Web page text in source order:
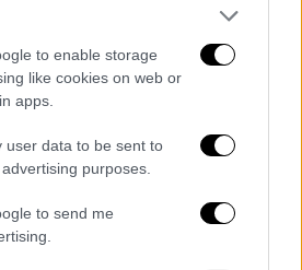
to enable storage
like cookies on web or
apps.
user data to be sent to
purposes.
to send me
φοιτητικές εκλογές.
είναι η ΔΑΠ, γιατί πάντα
μπροστά, το δρόμο της
της ευημερίας.
Περιφερειάρχα, αγαπητοί
και πάλι μαζί
Στο μεταξύ, όμως,
μεγάλωσε και ο